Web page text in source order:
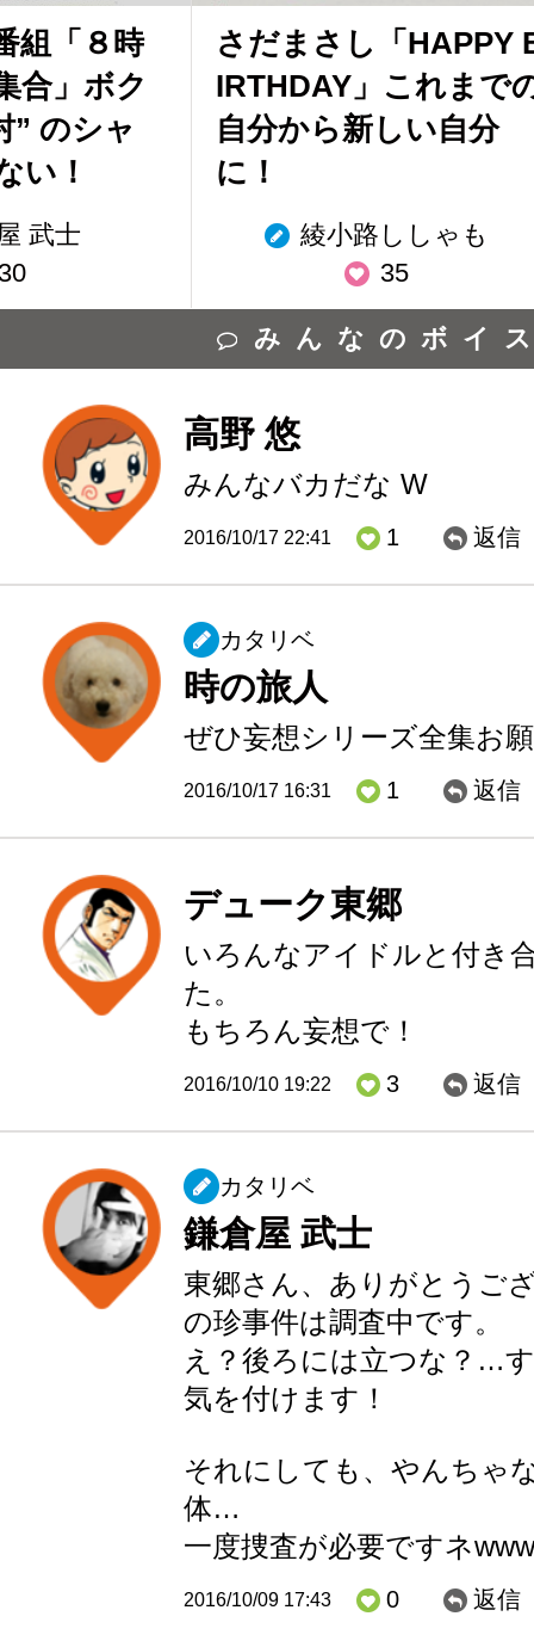
組「８時
合」ボク
” のシャ
い！
武士
さだまさし「HAPPY
IRTHDAY」これまで
自分から新しい自分
に！
綾小路ししゃも
35
みんなのボイ
高野 悠
みんなバカだな W
2016/10/17 22:41 1 返信
カタリベ
時の旅人
ぜひ妄想シリーズ全集お
2016/10/17 16:31 1 返信
デューク東郷
いろんなアイドルと付き
た。
もちろん妄想で！
2016/10/10 19:22 3 返信
カタリベ
鎌倉屋 武士
東郷さん、ありがとうご
の珍事件は調査中です。
え？後ろには立つな？…
気を付けます！
それにしても、やんちゃ
体…
一度捜査が必要ですネwww
2016/10/09 17:43 0 返信